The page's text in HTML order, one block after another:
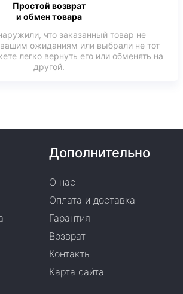
Простой возврат
и обмен товара
что заказанный товар не
вашим ожиданиям или выбрали не тот
легко вернуть его или обменять на
другой.
Дополнительно
О нас
Оплата и доставка
Гарантия
Возврат
Контакты
Карта сайта